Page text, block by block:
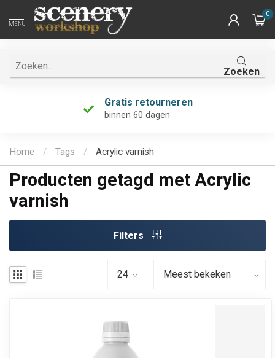
MENU
0
Zoeken
Gratis retourneren
binnen 60 dagen
Home / Tags / Acrylic varnish
Producten getagd met Acrylic
varnish
Filters